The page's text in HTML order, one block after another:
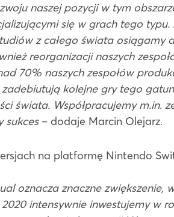
naszej pozycji w tym
się w grach tego
z całego świata osiągamy
reorganizacji naszych
70% naszych zespołów
kolejne gry tego
świata. Współpracujemy m.in.
sukces– dodaje Marcin Olejarz.
na platformę Nintendo
oznacza znaczne zwiększenie,
intensywnie inwestujemy w